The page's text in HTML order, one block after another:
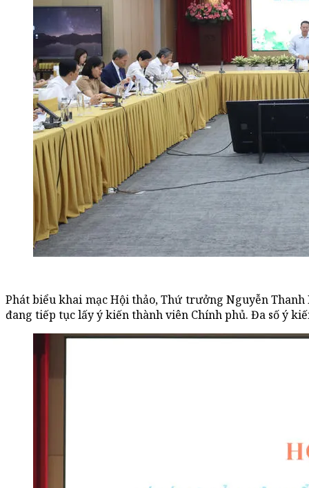
Phát biểu khai mạc Hội thảo, Thứ trưởng Nguyễn
đang tiếp tục lấy ý kiến thành viên Chính phủ. Đa số ý